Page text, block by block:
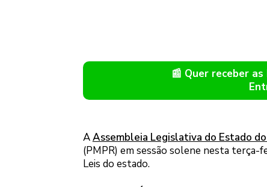
📰 Quer receber as
AAssembleia Legislativa do Estado
(PMPR) em sessão solene nesta terça-
Leis do estado.